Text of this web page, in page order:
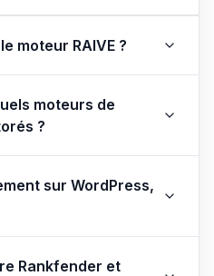
moteur RAIVE ?
moteurs de
?
sur WordPress,
Rankfender et